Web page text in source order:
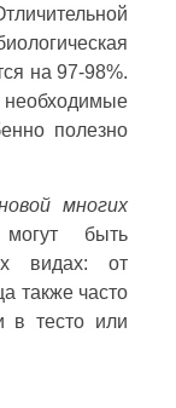
на 97-98%.
полезно
многих
быть
видах: от
также часто
в тесто или